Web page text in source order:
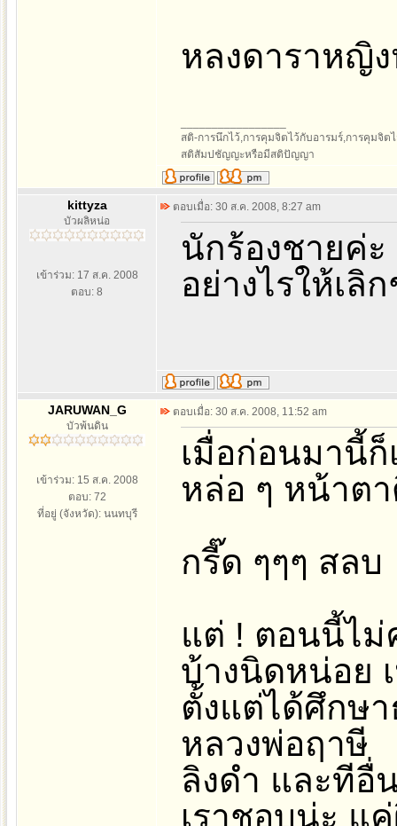
หลงดาราหญิ
สติ-การนึกไว้,การคุมจิตไว้กับอารมร์,การคุมจิ
สติสัมปชัญญะหรือมีสติปัญญา
kittyza
บัวผลิหน่อ
เข้าร่วม: 17 ส.ค. 2008
ตอบ: 8
ตอบเมื่อ: 30 ส.ค. 2008, 8:27 am
นักร้องชายค่
อย่างไรให้เลิ
JARUWAN_G
บัวพ้นดิน
เข้าร่วม: 15 ส.ค. 2008
ตอบ: 72
ที่อยู่ (จังหวัด): นนทบุรี
ตอบเมื่อ: 30 ส.ค. 2008, 11:52 am
เมื่อก่อนมานี้
หล่อ ๆ หน้าต
กรี๊ด ๆๆๆ สลบ
แต่ ! ตอนนี้ไม่
บ้างนิดหน่อย
ตั้งแต่ได้ศึกษ
หลวงพ่อฤาษี
ลิงดำ และทีอื่
เราชอบน่ะ แ